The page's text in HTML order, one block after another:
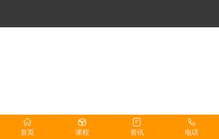
首页 课程 资讯 电话